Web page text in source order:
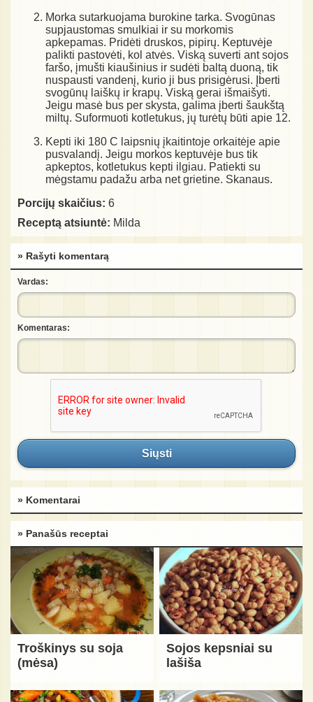
Morka sutarkuojama burokine tarka. Svogūnas
supjaustomas smulkiai ir su morkomis
apkepamas. Pridėti druskos, pipirų. Keptuvėje
palikti pastovėti, kol atvės. Viską suverti ant sojos
faršo, įmušti kiaušinius ir sudėti baltą duoną, tik
nuspausti vandenį, kurio ji bus prisigėrusi. Įberti
svogūnų laiškų ir krapų. Viską gerai išmaišyti.
Jeigu masė bus per skysta, galima įberti šaukštą
miltų. Suformuoti kotletukus, jų turėtų būti apie 12.
Kepti iki 180 C laipsnių įkaitintoje orkaitėje apie
pusvalandį. Jeigu morkos keptuvėje bus tik
apkeptos, kotletukus kepti ilgiau. Patiekti su
mėgstamu padažu arba net grietine. Skanaus.
Porcijų skaičius: 6
Receptą atsiuntė: Milda
» Rašyti komentarą
Vardas:
Komentaras:
Siųsti
» Komentarai
» Panašūs receptai
Troškinys su soja
(mėsa)
Sojos kepsniai su
lašiša